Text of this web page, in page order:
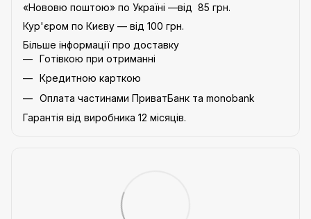
«Нововю поштою» по Україні —від 85 грн.
Кур'єром по Києву — від 100 грн.
Більше інформації про доставку
Готівкою при отриманні
Кредитною карткою
Оплата частинами ПриватБанк та monobank
Гарантія від виробника 12 місяців.